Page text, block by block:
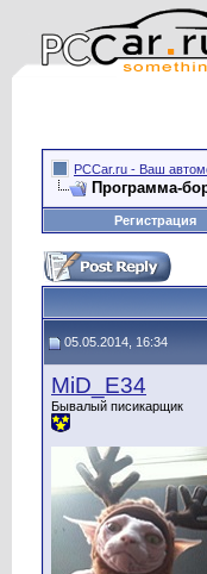
PCCar.ru - Ваш
Программа-
Регистрация
05.05.2014, 16:34
MiD_E34
Бывалый писикарщик